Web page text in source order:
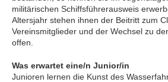
militärischen Schiffsführerausweis
Altersjahr stehen ihnen der Beitritt zum
Vereinsmitglieder und der Wechsel zu
offen.
Was erwartet eine/n Junior/in
Junioren lernen die Kunst des